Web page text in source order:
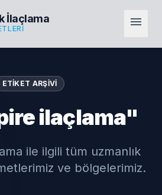
İlaçlama menu
ETIKET ARŞIVI
ilaçlama"
ile ilgili tüm uzmanlık
ve bölgelerimiz.